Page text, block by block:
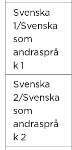
Svenska
1/Svenska
som
andrasprå
k 1
Svenska
2/Svenska
som
andrasprå
k 2